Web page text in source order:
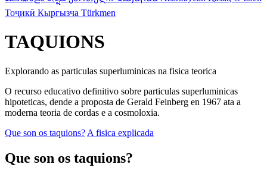
Тоҷикӣ Кыргызча Türkmen
TAQUIONS
Explorando as particulas superluminicas na fisica teorica
O recurso educativo definitivo sobre particulas superluminicas
hipoteticas, dende a proposta de Gerald Feinberg en 1967 ata a
moderna teoria de cordas e a cosmoloxia.
Que son os taquions? A fisica explicada
Que son os taquions?